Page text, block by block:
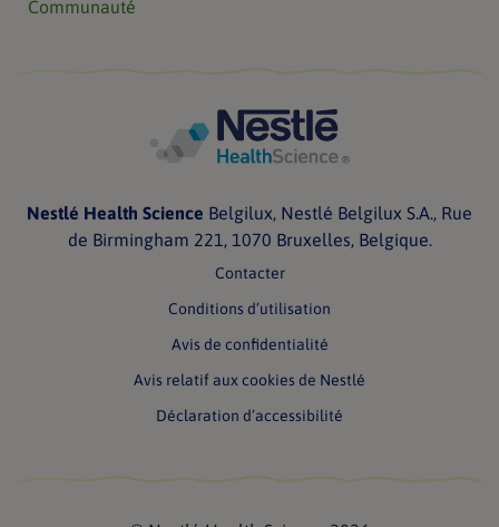
Communauté
Nestlé Health Science Belgilux, Nestlé Belgilux S.A., Rue
de Birmingham 221, 1070 Bruxelles, Belgique.
Contacter
Conditions d’utilisation
Avis de confidentialité
Avis relatif aux cookies de Nestlé
Déclaration d’accessibilité